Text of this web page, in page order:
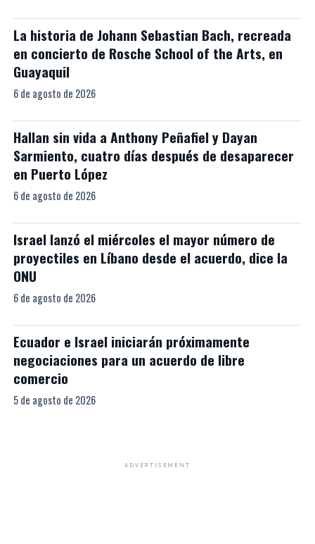
La historia de Johann Sebastian Bach, recreada
en concierto de Rosche School of the Arts, en
Guayaquil
6 de agosto de 2026
Hallan sin vida a Anthony Peñafiel y Dayan
Sarmiento, cuatro días después de desaparecer
en Puerto López
6 de agosto de 2026
Israel lanzó el miércoles el mayor número de
proyectiles en Líbano desde el acuerdo, dice la
ONU
6 de agosto de 2026
Ecuador e Israel iniciarán próximamente
negociaciones para un acuerdo de libre
comercio
5 de agosto de 2026
ADVERTISEMENT